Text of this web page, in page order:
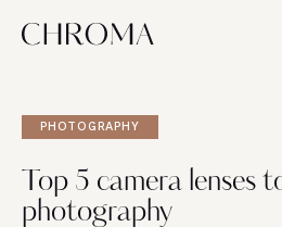
PHOTOGRAPHY
Top 5 camera lenses
photography